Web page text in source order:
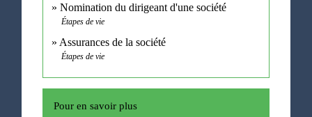
Nomination du dirigeant d'une société
Étapes de vie
Assurances de la société
Étapes de vie
Pour en savoir plus